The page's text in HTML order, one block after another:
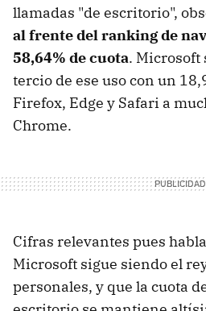
llamadas "de escritorio",
al frente del ranking de
58,64% de cuota. Microsoft
tercio de ese uso con un
Firefox, Edge y Safari a
Chrome.
Cifras relevantes pues
Microsoft sigue siendo el
personales, y que la cuota